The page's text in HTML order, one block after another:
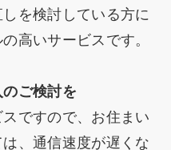
を検討している方に
高いサービスです。
ご検討を
ですので、お住まい
、通信速度が遅くな